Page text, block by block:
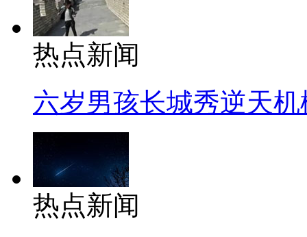
热点新闻
六岁男孩长城秀逆天机
热点新闻